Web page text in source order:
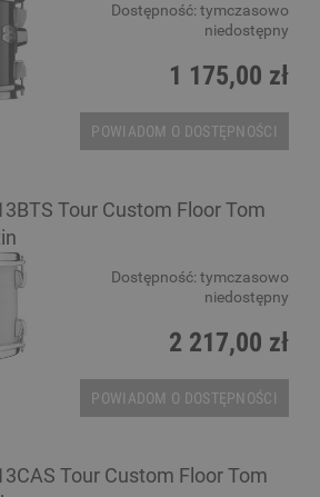
Dostępność: tymczasowo
niedostępny
1 175,00 zł
POWIADOM O DOSTĘPNOŚCI
Tour Custom Floor Tom
Dostępność: tymczasowo
niedostępny
2 217,00 zł
POWIADOM O DOSTĘPNOŚCI
Tour Custom Floor Tom